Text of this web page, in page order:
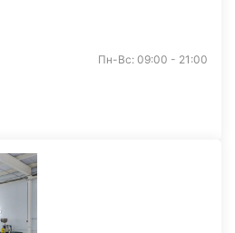
Пн-Вс: 09:00 - 21:00